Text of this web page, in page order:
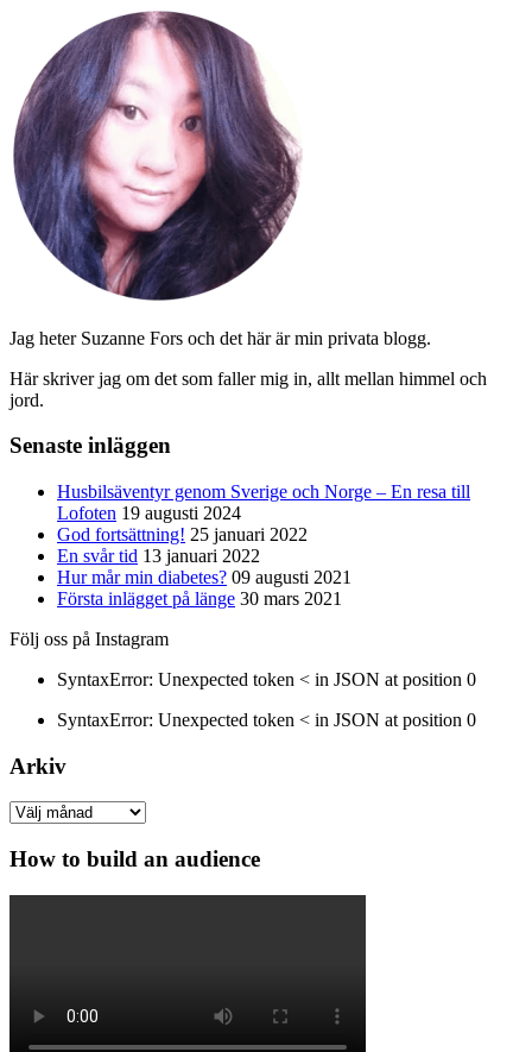
Jag heter Suzanne Fors och det här är min privata blogg.
Här skriver jag om det som faller mig in, allt mellan himmel och
jord.
Senaste inläggen
Husbilsäventyr genom Sverige och Norge – En resa till
Lofoten 19 augusti 2024
God fortsättning! 25 januari 2022
En svår tid 13 januari 2022
Hur mår min diabetes? 09 augusti 2021
Första inlägget på länge 30 mars 2021
Följ oss på Instagram
SyntaxError: Unexpected token < in JSON at position 0
SyntaxError: Unexpected token < in JSON at position 0
Arkiv
Arkiv
How to build an audience